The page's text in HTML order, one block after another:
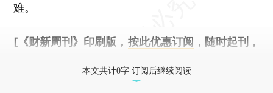
难。
[《财新周刊》印刷版， 按此优惠订阅 ，随时起刊，
本文共计0字 订阅后继续阅读